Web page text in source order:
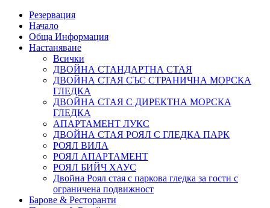
Резервация
Начало
Обща Информация
Настаняване
Всички
ДВОЙНА СТАНДАРТНА СТАЯ
ДВОЙНА СТАЯ СЪС СТРАНИЧНА МОРСКА
ГЛЕДКА
ДВОЙНА СТАЯ С ДИРЕКТНА МОРСКА
ГЛЕДКА
АПАРТАМЕНТ ЛУКС
ДВОЙНА СТАЯ РОЯЛ С ГЛЕДКА ПАРК
РОЯЛ ВИЛА
РОЯЛ АПАРТАМЕНТ
РОЯЛ БИЙЧ ХАУС
Двойна Роял стая с паркова гледка за гости с
ограничена подвижност
Барове & Ресторанти